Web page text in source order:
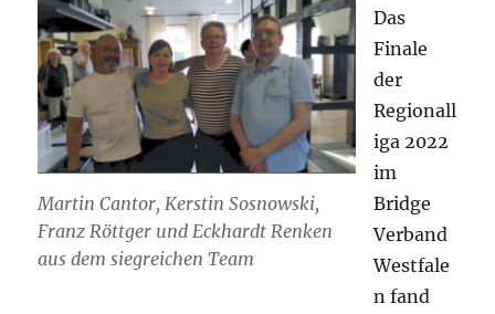
Martin Cantor, Kerstin Sosnowski,
Franz Röttger und Eckhardt Renken
aus dem siegreichen Team
Das
Finale
der
Regionall
iga 2022
im
Bridge
Verband
Westfale
n fand